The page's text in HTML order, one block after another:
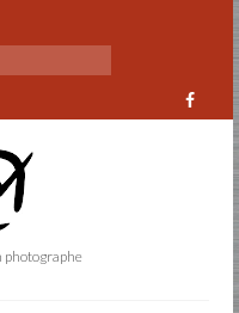
photographe